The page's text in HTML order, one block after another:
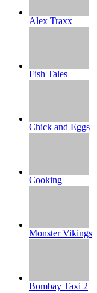
Alex Traxx
Fish Tales
Chick and Eggs
Cooking
Monster Vikings
Bombay Taxi 2